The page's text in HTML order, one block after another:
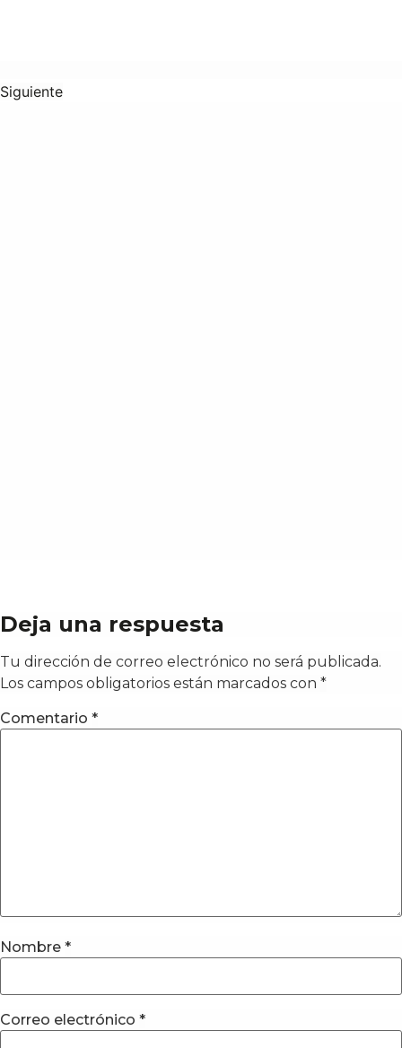
Siguiente
Deja una respuesta
Tu dirección de correo electrónico no será publicada.
Los campos obligatorios están marcados con *
Comentario *
Nombre *
Correo electrónico *